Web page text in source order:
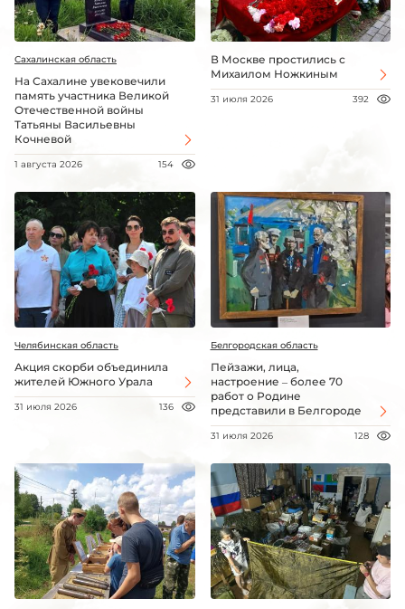
Сахалинская область
На Сахалине увековечили
память участника Великой
Отечественной войны
Татьяны Васильевны
Кочневой
1 августа 2026 154
В Москве простились с
Михаилом Ножкиным
31 июля 2026 392
Челябинская область
Акция скорби объединила
жителей Южного Урала
31 июля 2026 136
Белгородская область
Пейзажи, лица,
настроение – более 70
работ о Родине
представили в Белгороде
31 июля 2026 128